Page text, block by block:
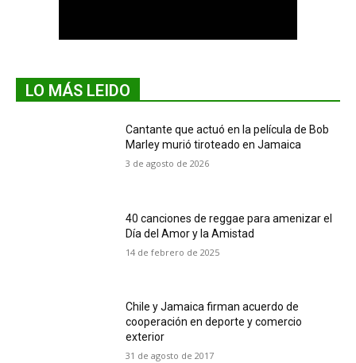
LO MÁS LEIDO
Cantante que actuó en la película de Bob
Marley murió tiroteado en Jamaica
3 de agosto de 2026
40 canciones de reggae para amenizar el
Día del Amor y la Amistad
14 de febrero de 2025
Chile y Jamaica firman acuerdo de
cooperación en deporte y comercio
exterior
31 de agosto de 2017